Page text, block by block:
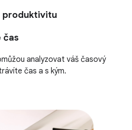
produktivitu
čas
analyzovat váš časový
čas a s kým.